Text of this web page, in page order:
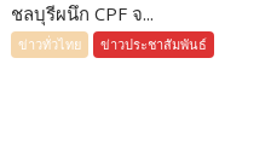
ชลบุรีผนึก CPF จ...
ข่าวทั่วไทย ข่าวประชาสัมพันธ์